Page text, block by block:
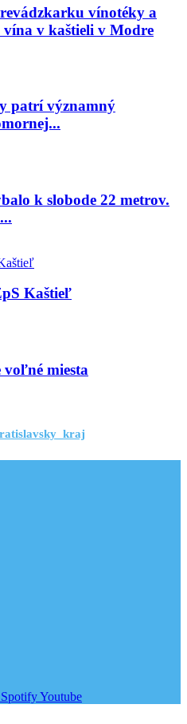
vínotéky a
v kaštieli v Modre
patrí významný
k slobode 22 metrov.
Kaštieľ
miesta
SpotifyYoutube